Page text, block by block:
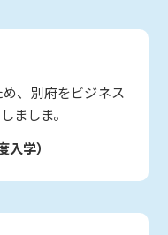
、別府をビジネス
ましま。
入学）